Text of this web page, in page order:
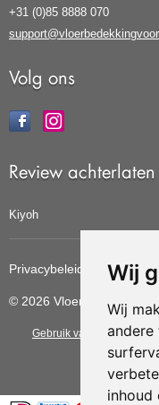
Wij
Wij
inhoud
+31 (0)85 8888 070
Volg ons
Review achterlaten
Kiyoh
Privacybeleid
© 2026
Gebruik van deze site